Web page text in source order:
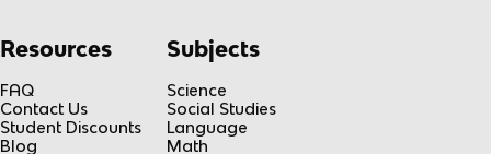
Resources
FAQ
Contact Us
Student Discounts
Blog
Subjects
Science
Social Studies
Language
Math